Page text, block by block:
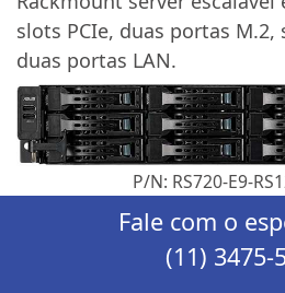
slots PCIe, duas portas M.2,
duas portas LAN.
P/N: RS720-E9-
Fale com o
(11) 3475-